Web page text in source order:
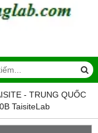
- TRUNG QUỐC
TaisiteLab